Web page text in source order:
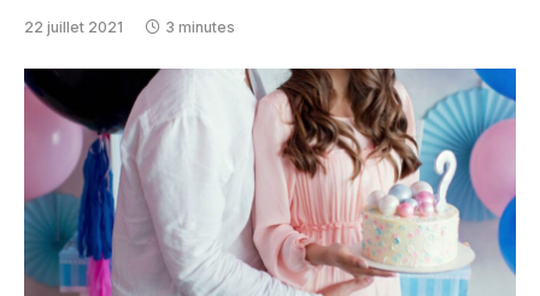
22 juillet 2021 3 minutes